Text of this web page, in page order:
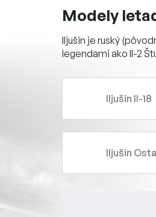
Modely
Iljušin je ruský
legendami ako Il-2
Iljušin Il-18
Iljušin